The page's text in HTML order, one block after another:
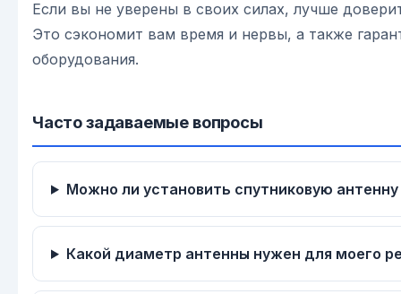
Если вы не уверены в своих силах, лучше
Это сэкономит вам время и нервы, а также
оборудования.
Часто задаваемые вопросы
Можно ли установить спутниковую
Какой диаметр антенны нужен для моего